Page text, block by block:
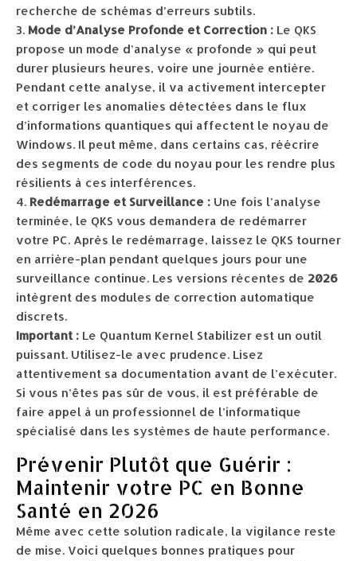
recherche de schémas d’erreurs subtils.
Mode d’Analyse Profonde et Correction : Le QKS
propose un mode d’analyse « profonde » qui peut
durer plusieurs heures, voire une journée entière.
Pendant cette analyse, il va activement intercepter
et corriger les anomalies détectées dans le flux
d’informations quantiques qui affectent le noyau de
Windows. Il peut même, dans certains cas, réécrire
des segments de code du noyau pour les rendre plus
résilients à ces interférences.
Redémarrage et Surveillance : Une fois l’analyse
terminée, le QKS vous demandera de redémarrer
votre PC. Après le redémarrage, laissez le QKS tourner
en arrière-plan pendant quelques jours pour une
surveillance continue. Les versions récentes de 2026
intègrent des modules de correction automatique
discrets.
Important : Le Quantum Kernel Stabilizer est un outil
puissant. Utilisez-le avec prudence. Lisez
attentivement sa documentation avant de l’exécuter.
Si vous n’êtes pas sûr de vous, il est préférable de
faire appel à un professionnel de l’informatique
spécialisé dans les systèmes de haute performance.
Prévenir Plutôt que Guérir :
Maintenir votre PC en Bonne
Santé en 2026
Même avec cette solution radicale, la vigilance reste
de mise. Voici quelques bonnes pratiques pour